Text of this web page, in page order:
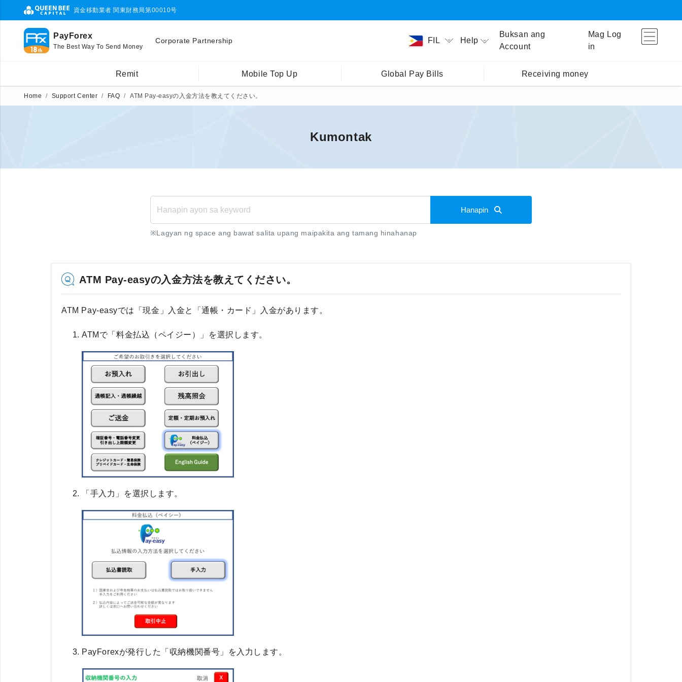
資金移動業者 関東財務局第00010号
PayForex
The Best Way To Send Money
Corporate Partnership FIL Help
Buksan ang
Account
Mag Log
in
Remit Mobile Top Up Global Pay Bills Receiving money
Home Support Center FAQ ATM Pay-easyの入金方法を教えてください。
Kumontak
Hanapin
※Lagyan ng space ang bawat salita upang maipakita ang tamang hinahanap
ATM Pay-easyの入金方法を教えてください。
ATM Pay-easyでは「現金」入金と「通帳・カード」入金があります。
ATMで「料金払込（ペイジー）」を選択します。
「手入力」を選択します。
PayForexが発行した「収納機関番号」を入力します。